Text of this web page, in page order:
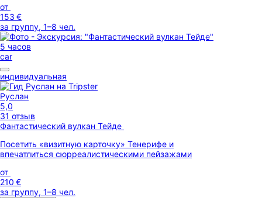
от
153 €
за группу, 1–8 чел.
5 часов
car
индивидуальная
Руслан
5,0
31 отзыв
Фантастический вулкан Тейде
Посетить «визитную карточку» Тенерифе и
впечатлиться сюрреалистическими пейзажами
от
210 €
за группу, 1–8 чел.